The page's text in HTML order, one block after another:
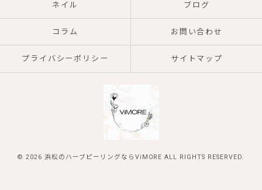
ネイル ブログ
コラム お問い合わせ
プライバシーポリシー サイトマップ
© 2026 浜松のハーブピーリングならViMORE ALL RIGHTS RESERVED.